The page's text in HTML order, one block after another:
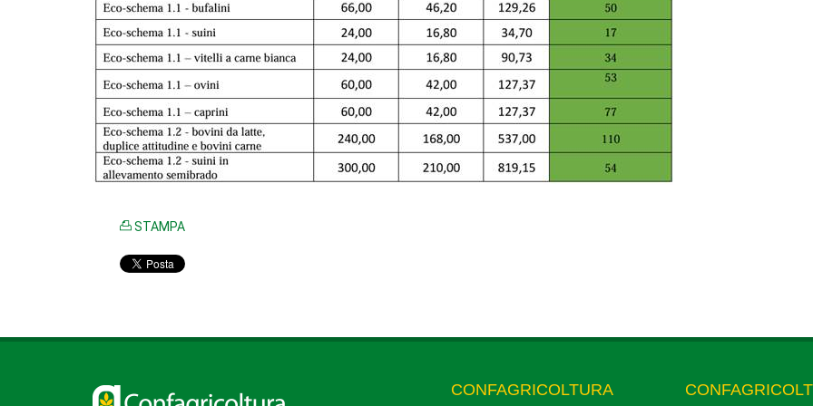
STAMPA
CONFAGRICOLTURA